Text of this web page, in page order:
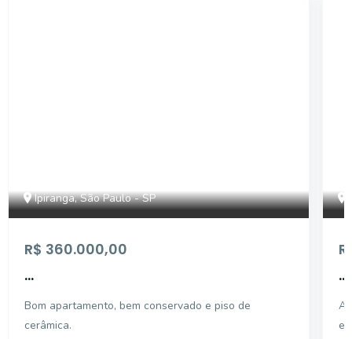
Ipiranga, São Paulo - SP
R$ 360.000,00
...
Bom apartamento, bem conservado e piso de
cerâmica.
...
e